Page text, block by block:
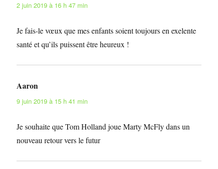
2 juin 2019 à 16 h 47 min
Je fais-le vœux que mes enfants soient toujours en exelente
santé et qu’ils puissent être heureux !
Aaron
9 juin 2019 à 15 h 41 min
Je souhaite que Tom Holland joue Marty McFly dans un
nouveau retour vers le futur